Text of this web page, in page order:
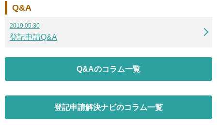
Q&A
2019.05.30
登記申請Q&A
Q&Aのコラム一覧
登記申請解決ナビのコラム一覧